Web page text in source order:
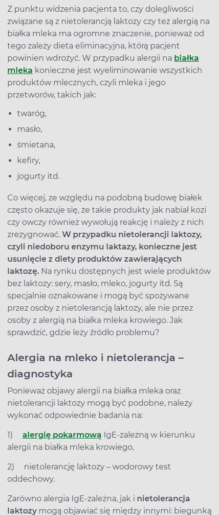
Z punktu widzenia pacjenta to, czy dolegliwości
związane są z nietolerancją laktozy czy też alergią na
białka mleka ma ogromne znaczenie, ponieważ od
tego zależy dieta eliminacyjna, którą pacjent
powinien wdrożyć. W przypadku alergii na białka
mleka konieczne jest wyeliminowanie wszystkich
produktów mlecznych, czyli mleka i jego
przetworów, takich jak:
twaróg,
masło,
śmietana,
kefiry,
jogurty itd.
Co więcej, ze względu na podobną budowę białek
często okazuje się, że takie produkty jak nabiał kozi
czy owczy również wywołują reakcję i należy z nich
zrezygnować. W przypadku nietolerancji laktozy,
czyli niedoboru enzymu laktazy, konieczne jest
usunięcie z diety produktów zawierających
laktozę. Na rynku dostępnych jest wiele produktów
bez laktozy: sery, masło, mleko, jogurty itd. Są
specjalnie oznakowane i mogą być spożywane
przez osoby z nietolerancją laktozy, ale nie przez
osoby z alergią na białka mleka krowiego. Jak
sprawdzić, gdzie leży źródło problemu?
Alergia na mleko i nietolerancja –
diagnostyka
Ponieważ objawy alergii na białka mleka oraz
nietolerancji laktozy mogą być podobne, należy
wykonać odpowiednie badania na:
1) alergię pokarmową IgE-zależną w kierunku
alergii na białka mleka krowiego,
2) nietolerancję laktozy – wodorowy test
oddechowy.
Zarówno alergia IgE-zależna, jak i nietolerancja
laktozy mogą objawiać się między innymi: biegunką